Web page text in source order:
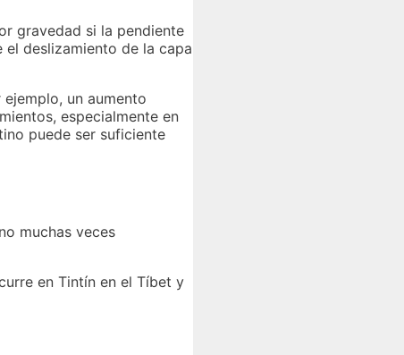
gravedad si la pendiente
deslizamiento de la capa
un aumento
especialmente en
puede ser suficiente
muchas veces
en Tintín en el Tíbet y